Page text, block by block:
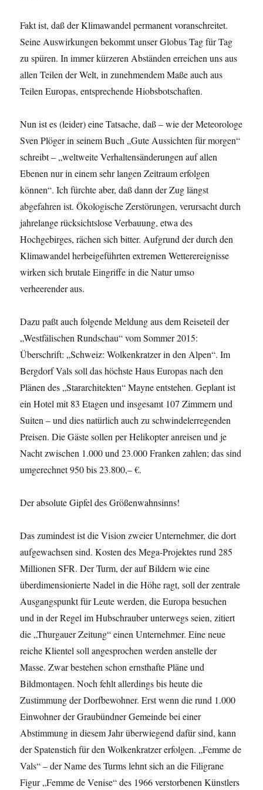
Fakt ist, daß der Klimawandel permanent voranschreitet.
Seine Auswirkungen bekommt unser Globus Tag für Tag
zu spüren. In immer kürzeren Abständen erreichen uns aus
allen Teilen der Welt, in zunehmendem Maße auch aus
Teilen Europas, entsprechende Hiobsbotschaften.
Nun ist es (leider) eine Tatsache, daß – wie der Meteorologe
Sven Plöger in seinem Buch „Gute Aussichten für morgen“
schreibt – „weltweite Verhaltensänderungen auf allen
Ebenen nur in einem sehr langen Zeitraum erfolgen
können“. Ich fürchte aber, daß dann der Zug längst
abgefahren ist. Ökologische Zerstörungen, verursacht durch
jahrelange rücksichtslose Verbauung, etwa des
Hochgebirges, rächen sich bitter. Aufgrund der durch den
Klimawandel herbeigeführten extremen Wetterereignisse
wirken sich brutale Eingriffe in die Natur umso
verheerender aus.
Dazu paßt auch folgende Meldung aus dem Reiseteil der
„Westfälischen Rundschau“ vom Sommer 2015:
Überschrift: „Schweiz: Wolkenkratzer in den Alpen“. Im
Bergdorf Vals soll das höchste Haus Europas nach den
Plänen des „Stararchitekten“ Mayne entstehen. Geplant ist
ein Hotel mit 83 Etagen und insgesamt 107 Zimmern und
Suiten – und dies natürlich auch zu schwindelerregenden
Preisen. Die Gäste sollen per Helikopter anreisen und je
Nacht zwischen 1.000 und 23.000 Franken zahlen; das sind
umgerechnet 950 bis 23.800,– €.
Der absolute Gipfel des Größenwahnsinns!
Das zumindest ist die Vision zweier Unternehmer, die dort
aufgewachsen sind. Kosten des Mega-Projektes rund 285
Millionen SFR. Der Turm, der auf Bildern wie eine
überdimensionierte Nadel in die Höhe ragt, soll der zentrale
Ausgangspunkt für Leute werden, die Europa besuchen
und in der Regel im Hubschrauber unterwegs seien, zitiert
die „Thurgauer Zeitung“ einen Unternehmer. Eine neue
reiche Klientel soll angesprochen werden anstelle der
Masse. Zwar bestehen schon ernsthafte Pläne und
Bildmontagen. Noch fehlt allerdings bis heute die
Zustimmung der Dorfbewohner. Erst wenn die rund 1.000
Einwohner der Graubündner Gemeinde bei einer
Abstimmung in diesem Jahr überwiegend dafür sind, kann
der Spatenstich für den Wolkenkratzer erfolgen. „Femme de
Vals“ – der Name des Turms lehnt sich an die Filigrane
Figur „Femme de Venise“ des 1966 verstorbenen Künstlers